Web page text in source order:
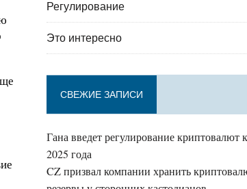
Регулирование
Это интересно
СВЕЖИЕ ЗАПИСИ
Гана введет регулирование криптовалют
2025 года
CZ призвал компании хранить